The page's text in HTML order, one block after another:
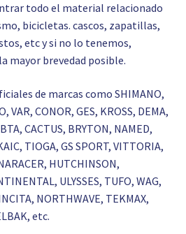
todo el material relacionado
bicicletas. cascos, zapatillas,
etc y si no lo tenemos,
mayor brevedad posible.
de marcas como SHIMANO,
VAR, CONOR, GES, KROSS, DEMA,
CACTUS, BRYTON, NAMED,
TIOGA, GS SPORT, VITTORIA,
HUTCHINSON,
ULYSSES, TUFO, WAG,
NORTHWAVE, TEKMAX,
etc.